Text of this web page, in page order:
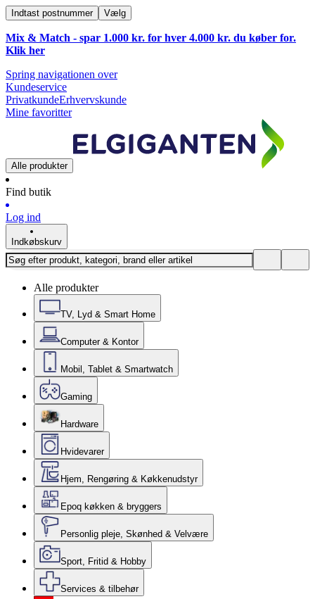
Indtast postnummer Vælg
Mix & Match - spar 1.000 kr. for hver 4.000 kr. du køber for.
Klik her
Spring navigationen over
Kundeservice
PrivatkundeErhvervskunde
Mine favoritter
Alle produkter
Find butik
Log ind
Indkøbskurv
Alle produkter
TV, Lyd & Smart Home
Computer & Kontor
Mobil, Tablet & Smartwatch
Gaming
Hardware
Hvidevarer
Hjem, Rengøring & Køkkenudstyr
Epoq køkken & bryggers
Personlig pleje, Skønhed & Velvære
Sport, Fritid & Hobby
Services & tilbehør